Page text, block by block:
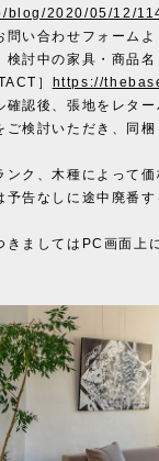
blog/2020/05/12/
い合わせフォームよ
検討中の家具・商品名
］
https://
認後、張地をレター
検討いただき、同梱
ク、木種によって価
告なしに途中廃番す
ましてはPC画面上